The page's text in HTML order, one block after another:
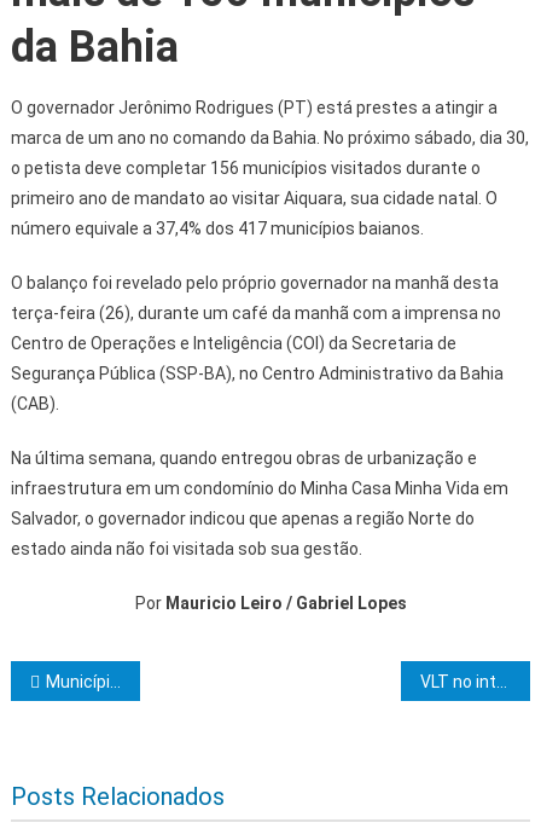
da Bahia
O governador Jerônimo Rodrigues (PT) está prestes a atingir a
marca de um ano no comando da Bahia. No próximo sábado, dia 30,
o petista deve completar 156 municípios visitados durante o
primeiro ano de mandato ao visitar Aiquara, sua cidade natal. O
número equivale a 37,4% dos 417 municípios baianos.
O balanço foi revelado pelo próprio governador na manhã desta
terça-feira (26), durante um café da manhã com a imprensa no
Centro de Operações e Inteligência (COI) da Secretaria de
Segurança Pública (SSP-BA), no Centro Administrativo da Bahia
(CAB).
Na última semana, quando entregou obras de urbanização e
infraestrutura em um condomínio do Minha Casa Minha Vida em
Salvador, o governador indicou que apenas a região Norte do
estado ainda não foi visitada sob sua gestão.
Por Mauricio Leiro / Gabriel Lopes
Navegação de Post
Município solicita apoio da Defesa Civil da Bahia para famílias afetadas pelas chuvas
Posts Relacionados